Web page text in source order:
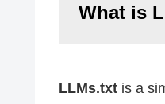
What is
LLMs.txt is a